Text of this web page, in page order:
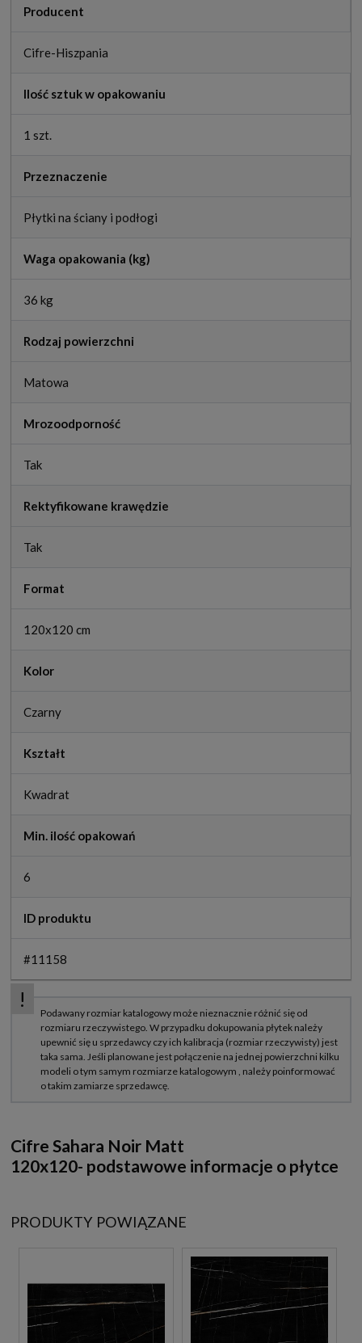
Producent
Cifre-Hiszpania
Ilość sztuk w opakowaniu
1 szt.
Przeznaczenie
Płytki na ściany i podłogi
Waga opakowania (kg)
36 kg
Rodzaj powierzchni
Matowa
Mrozoodporność
Tak
Rektyfikowane krawędzie
Tak
Format
120x120 cm
Kolor
Czarny
Kształt
Kwadrat
Min. ilość opakowań
6
ID produktu
#11158
Cifre Sahara Noir Matt
120x120- podstawowe informacje o płytce
PRODUKTY POWIĄZANE